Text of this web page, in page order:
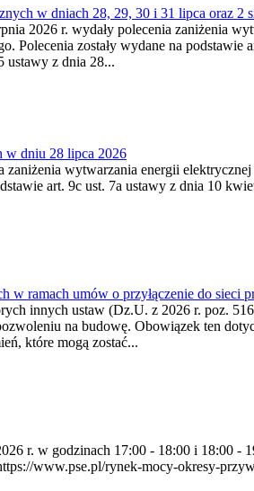
w dniach 28, 29, 30 i 31 lipca oraz 2
2026 r. wydały polecenia zaniżenia
Polecenia zostały wydane na
ustawy z dnia 28...
w dniu 28 lipca 2026
wytwarzania energii
art. 9c ust. 7a ustawy z dnia 10
ramach umów o przyłączenie do sieci
innych ustaw (Dz.U. z 2026 r. poz.
na budowę. Obowiązek ten
które mogą zostać...
r. w godzinach 17:00 - 18:00 i 18:00
www.pse.pl/rynek-mocy-okresy-